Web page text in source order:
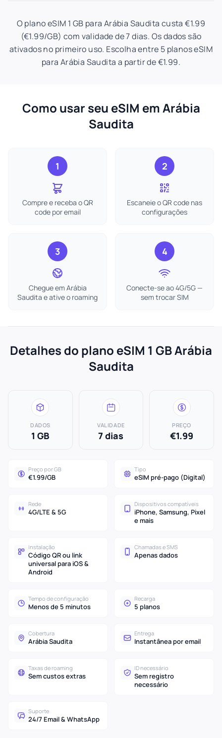
O plano eSIM 1 GB para Arábia Saudita custa €1.99
(€1.99/GB) com validade de 7 dias. Os dados são
ativados no primeiro uso. Escolha entre 5 planos eSIM
para Arábia Saudita a partir de €1.99.
Como usar seu eSIM em Arábia
Saudita
1
Compre e receba o QR
code por email
2
Escaneie o QR code nas
configurações
3
Chegue em Arábia
Saudita e ative o roaming
4
Conecte-se ao 4G/5G —
sem trocar SIM
Detalhes do plano eSIM 1 GB Arábia
Saudita
DADOS
1 GB
VALIDADE
7 dias
PREÇO
€1.99
Preço por GB
€1.99/GB
Tipo
eSIM pré-pago (Digital)
Rede
4G/LTE & 5G
Dispositivos compatíveis
iPhone, Samsung, Pixel
e mais
Instalação
Código QR ou link
universal para iOS &
Android
Chamadas e SMS
Apenas dados
Tempo de configuração
Menos de 5 minutos
Recarga
5 planos
Cobertura
Arábia Saudita
Entrega
Instantânea por email
Taxas de roaming
Sem custos extras
ID necessário
Sem registro
necessário
Suporte
24/7 Email & WhatsApp